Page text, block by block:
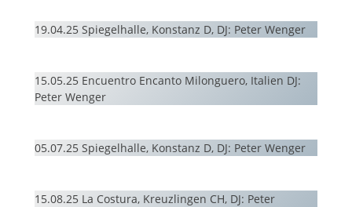
19.04.25 Spiegelhalle, Konstanz D, DJ: Peter Wenger
15.05.25 Encuentro Encanto Milonguero, Italien DJ:
Peter Wenger
05.07.25 Spiegelhalle, Konstanz D, DJ: Peter Wenger
15.08.25 La Costura, Kreuzlingen CH, DJ: Peter